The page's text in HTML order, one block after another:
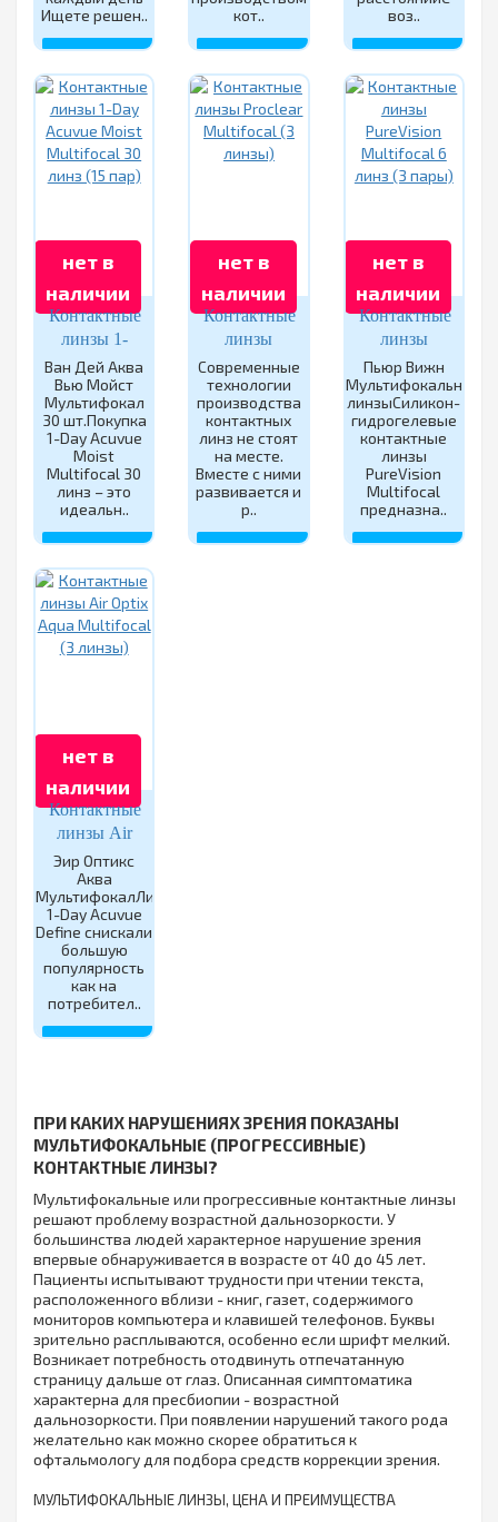
Ищете решен..
КУПИТЬ
кот..
КУПИТЬ
воз..
КУПИТЬ
Контактные
линзы 1-
Day Acuvue
Moist
Multifocal
30 линз (15
пар)
Ван Дей Аква
Вью Мойст
Мультифокал
30 шт.Покупка
1-Day Acuvue
Moist
Multifocal 30
линз – это
идеальн..
нет в
наличии
ЗАКОНЧИЛСЯ
Контактные
линзы
Proclear
Multifocal
(3 линзы)
Современные
технологии
производства
контактных
линз не стоят
на месте.
Вместе с ними
развивается и
р..
нет в
наличии
ЗАКОНЧИЛСЯ
Контактные
линзы
PureVision
Multifocal 6
линз (3
пары)
Пьюр Вижн
Мультифокальные
линзыСиликон-
гидрогелевые
контактные
линзы
PureVision
Multifocal
предназна..
нет в
наличии
ЗАКОНЧИЛСЯ
Контактные
линзы Air
Optix Aqua
Multifocal
(3 линзы)
Эир Оптикс
Аква
МультифокалЛинзы
1-Day Acuvue
Define снискали
большую
популярность
как на
потребител..
нет в
наличии
ЗАКОНЧИЛСЯ
ПРИ КАКИХ НАРУШЕНИЯХ ЗРЕНИЯ ПОКАЗАНЫ
МУЛЬТИФОКАЛЬНЫЕ (ПРОГРЕССИВНЫЕ)
КОНТАКТНЫЕ ЛИНЗЫ?
Мультифокальные или прогрессивные контактные линзы
решают проблему возрастной дальнозоркости. У
большинства людей характерное нарушение зрения
впервые обнаруживается в возрасте от 40 до 45 лет.
Пациенты испытывают трудности при чтении текста,
расположенного вблизи - книг, газет, содержимого
мониторов компьютера и клавишей телефонов. Буквы
зрительно расплываются, особенно если шрифт мелкий.
Возникает потребность отодвинуть отпечатанную
страницу дальше от глаз. Описанная симптоматика
характерна для пресбиопии - возрастной
дальнозоркости. При появлении нарушений такого рода
желательно как можно скорее обратиться к
офтальмологу для подбора средств коррекции зрения.
МУЛЬТИФОКАЛЬНЫЕ ЛИНЗЫ, ЦЕНА И ПРЕИМУЩЕСТВА